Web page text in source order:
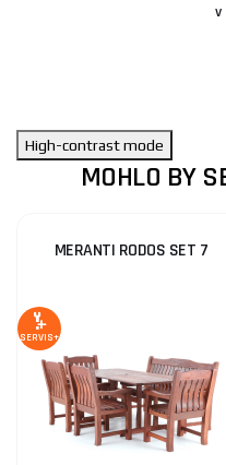
v
High-contrast mode
MOHLO BY
MERANTI RODOS SET 7
SERVIS+